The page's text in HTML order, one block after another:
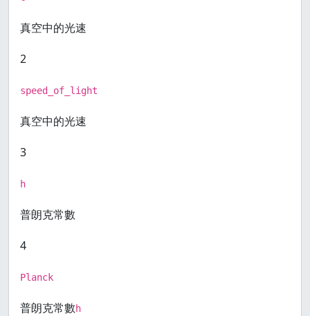
真空中的光速
2
speed_of_light
真空中的光速
3
h
普朗克常數
4
Planck
普朗克常數h